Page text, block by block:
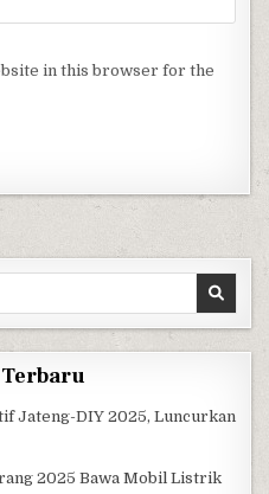
in this browser for the
Jateng-DIY 2025, Luncurkan
2025 Bawa Mobil Listrik